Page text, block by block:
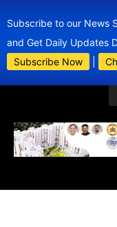
Subscribe to our News
and Get Daily Updates
Subscribe Now